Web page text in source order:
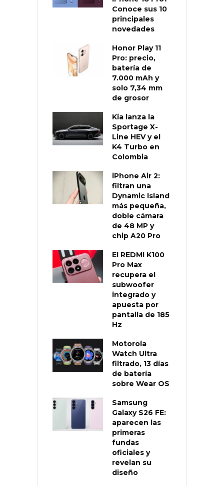
Conoce sus 10
principales
novedades
Honor Play 11
Pro: precio,
batería de
7.000 mAh y
solo 7,34 mm
de grosor
Kia lanza la
Sportage X-
Line HEV y el
K4 Turbo en
Colombia
iPhone Air 2:
filtran una
Dynamic Island
más pequeña,
doble cámara
de 48 MP y
chip A20 Pro
El REDMI K100
Pro Max
recupera el
subwoofer
integrado y
apuesta por
pantalla de 185
Hz
Motorola
Watch Ultra
filtrado, 13 días
de batería
sobre Wear OS
Samsung
Galaxy S26 FE:
aparecen las
primeras
fundas
oficiales y
revelan su
diseño